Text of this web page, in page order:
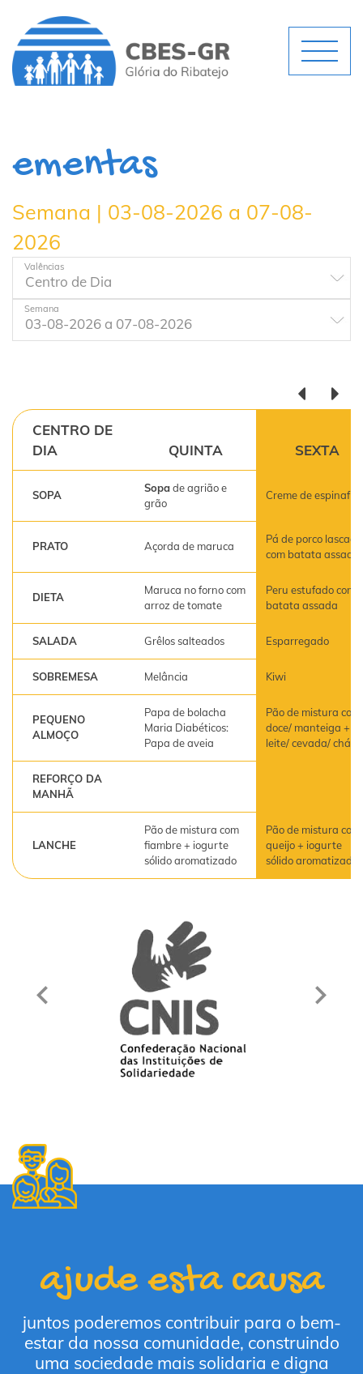
ementas
Semana | 03-08-2026 a 07-08-
2026
Valências
Semana
CENTRO DE
DIA
QUINTA SEXTA
SOPA
Sopade agrião e
grão
Creme de
PRATO Açorda de maruca
Pá de porco lascada
com batata assada
DIETA
Maruca no forno com
arroz de tomate
Peru estufado com
batata assada
SALADA Grêlos salteados Esparregado
SOBREMESA Melância Kiwi
PEQUENO
ALMOÇO
Papa de bolacha
Maria Diabéticos:
Papa de aveia
Pão de mistura com
doce/ manteiga +
leite/ cevada/ chá
REFORÇO DA
MANHÃ
LANCHE
Pão de mistura com
fiambre + iogurte
sólido aromatizado
Pão de mistura com
queijo + iogurte
sólido aromatizado
ajude esta causa
juntos poderemos contribuir para o bem-
estar da nossa comunidade, construindo
uma sociedade mais solidaria e digna